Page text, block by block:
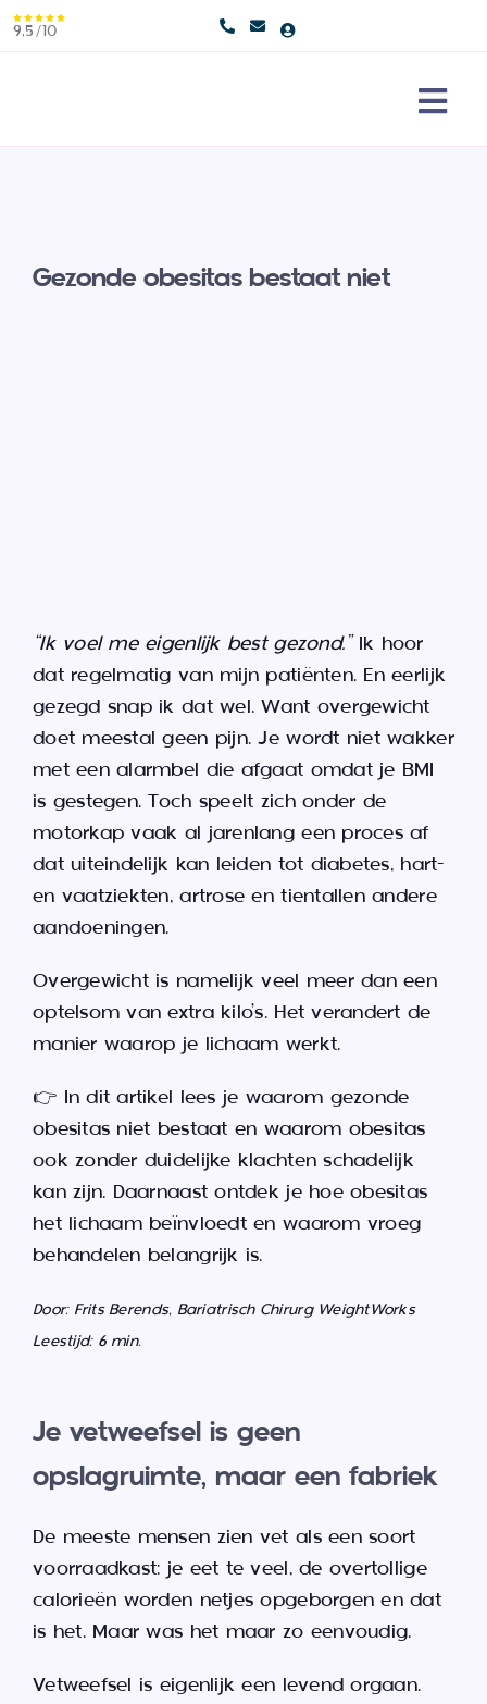
Skip
to
9,5/10
Gezonde obesitas bestaat niet
“Ik voel me eigenlijk best gezond.”Ik hoor
dat regelmatig van mijn patiënten. En eerlijk
gezegd snap ik dat wel. Want overgewicht
doet meestal geen pijn. Je wordt niet wakker
met een alarmbel die afgaat omdat je BMI
is gestegen. Toch speelt zich onder de
motorkap vaak al jarenlang een proces af
dat uiteindelijk kan leiden tot diabetes, hart-
en vaatziekten, artrose en tientallen andere
aandoeningen.
Overgewicht is namelijk veel meer dan een
optelsom van extra kilo’s. Het verandert de
manier waarop je lichaam werkt.
👉 In dit artikel lees je waarom gezonde
obesitas niet bestaat en waarom obesitas
ook zonder duidelijke klachten schadelijk
kan zijn. Daarnaast ontdek je hoe obesitas
het lichaam beïnvloedt en waarom vroeg
behandelen belangrijk is.
Door: Frits Berends, Bariatrisch Chirurg WeightWorks
Leestijd: 6 min.
Je vetweefsel is geen
opslagruimte, maar een fabriek
De meeste mensen zien vet als een soort
voorraadkast: je eet te veel, de overtollige
calorieën worden netjes opgeborgen en dat
is het. Maar was het maar zo eenvoudig.
Vetweefsel is eigenlijk een levend orgaan.